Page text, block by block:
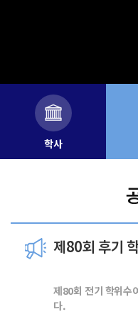
학사
제80회 후기
제80회 전기 학위수
다.